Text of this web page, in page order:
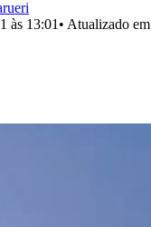
Engenho NovoFazenda
às 13:01 • Atualizado em